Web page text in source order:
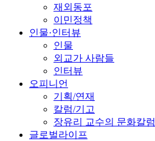
재외동포
이민정책
인물·인터뷰
인물
외교가 사람들
인터뷰
오피니언
기획/연재
칼럼/기고
장유리 교수의 문화칼럼
글로벌라이프